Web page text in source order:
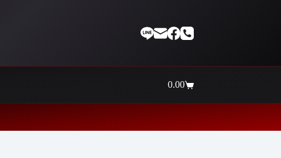
Shopping
0.00